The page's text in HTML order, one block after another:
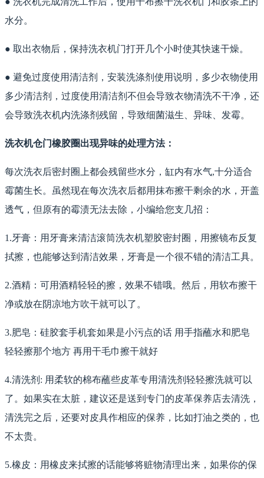
水分。
● 取出衣物后，保持洗衣机门打开几个小时使其快速干燥。
● 避免过度使用清洁剂，安装洗涤剂使用说明，多少衣物使用
多少清洁剂，过度使用清洁剂不但会导致衣物清洗不干净，还
会导致洗衣机内洗涤剂残留，导致细菌滋生、异味、发霉。
洗衣机仓门橡胶圈出现异味的处理方法：
每次洗衣后密封圈上都会残留些水分，缸内有水气,十分适合
霉菌生长。虽然现在每次洗衣后都用抹布擦干剩余的水，开盖
透气，但原有的霉渍无法去除，小编给您支几招：
1.牙膏：用牙膏来清洁滚筒洗衣机塑胶密封圈，用擦镜布反复
拭擦，也能够达到清洁效果，牙膏是一个很不错的清洁工具。
2.酒精：可用酒精轻轻的擦，效果不错哦。然后，用软布擦干
净或放在阴凉地方吹干就可以了。
3.肥皂：硅胶套手机套如果是小污点的话 用手指蘸水和肥皂
轻轻擦那个地方 再用干毛巾擦干就好
4.清洗剂: 用柔软的棉布蘸些皮革专用清洗剂轻轻擦洗就可以
了。如果实在太脏，建议还是送到专门的皮革保养店去清洗，
清洗完之后，还要对皮具作相应的保养，比如打油之类的，也
不太贵。
5.橡皮：用橡皮来拭擦的话能够将赃物清理出来，如果你的保